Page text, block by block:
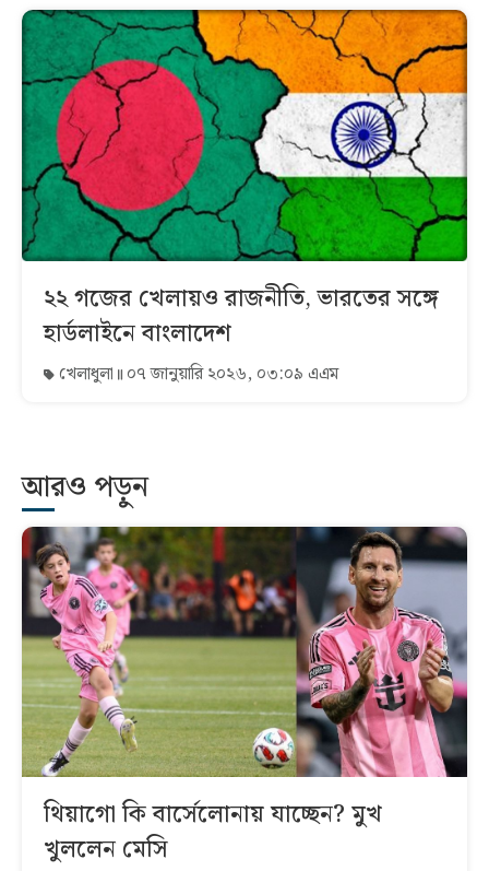
২২ গজের খেলায়ও রাজনীতি, ভারতের সঙ্গে
হার্ডলাইনে বাংলাদেশ
খেলাধুলা ০৭ জানুয়ারি ২০২৬, ০৩:০৯ এএম
আরও পড়ুন
থিয়াগো কি বার্সেলোনায় যাচ্ছেন? মুখ
খুললেন মেসি